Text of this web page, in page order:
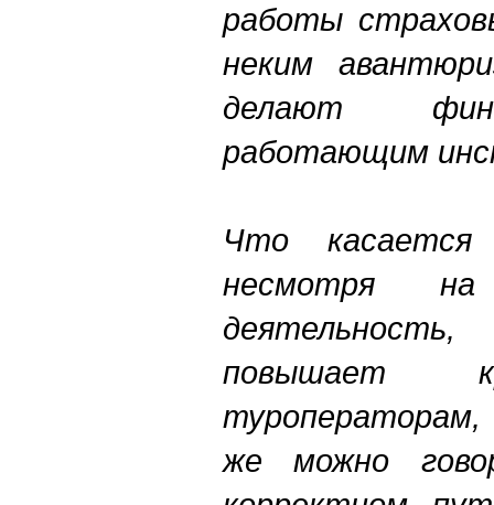
работы
неким
делают
работающим
Что
несмотря
повышает
же можно